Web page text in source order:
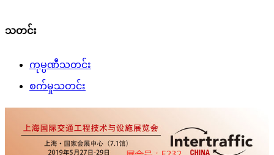
သတင်း
ကုမ္ပဏီသတင်း
စက်မှုသတင်း